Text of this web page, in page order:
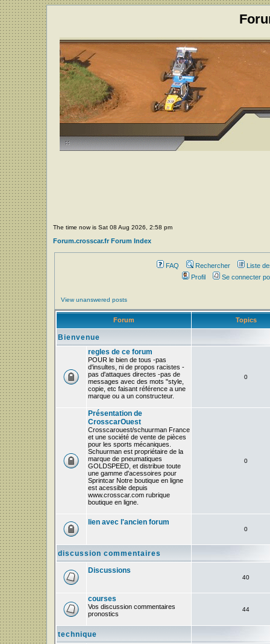
The time now is Sat 08 Aug 2026, 2:58 pm
Forum.crosscar.fr Forum Index
FAQ Rechercher
Liste
Profil
Se connecter
View unanswered posts
Forum Topics
Bienvenue
regles de ce forum
POUR le bien de tous -pas
d'insultes, ni de propos racistes -
pas d'attaques directes -pas de
messages avec des mots "style,
copie, etc faisant référence a une
marque ou a un constructeur.
0
Présentation de
CrosscarOuest
Crosscarouest/schuurman France
et une société de vente de pièces
pour les sports mécaniques.
Schuurman est propriétaire de la
marque de pneumatiques
GOLDSPEED, et distribue toute
une gamme d'acessoires pour
Sprintcar Notre boutique en ligne
est acessible depuis
www.crosscar.com rubrique
boutique en ligne.
0
lien avec l'ancien forum
0
discussion commentaires
Discussions
40
courses
Vos discussion commentaires
pronostics
44
technique